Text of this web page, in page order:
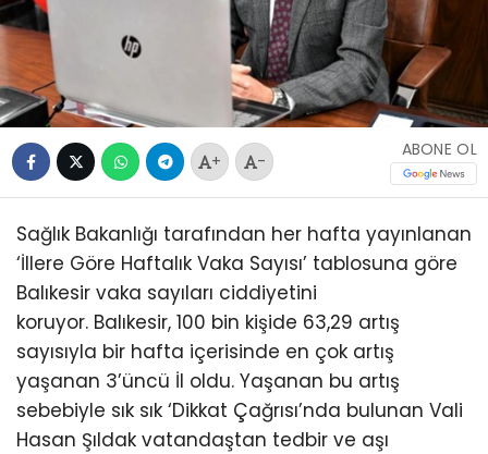
+ -
ABONE OL
Sağlık Bakanlığı tarafından her hafta yayınlanan
‘İllere Göre Haftalık Vaka Sayısı’ tablosuna göre
Balıkesir vaka sayıları ciddiyetini
koruyor. Balıkesir, 100 bin kişide 63,29 artış
sayısıyla bir hafta içerisinde en çok artış
yaşanan 3’üncü İl oldu. Yaşanan bu artış
sebebiyle sık sık ‘Dikkat Çağrısı’nda bulunan Vali
Hasan Şıldak vatandaştan tedbir ve aşı